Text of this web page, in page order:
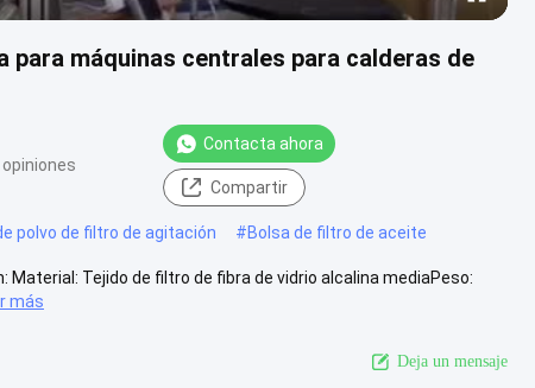
máquinas centrales para calderas de
opiniones
Contacta ahora
Compartir
polvo de filtro de agitación #Bolsa de filtro de aceite
Tejido de filtro de fibra de vidrio alcalina mediaPeso:
más
Deja un mensaje